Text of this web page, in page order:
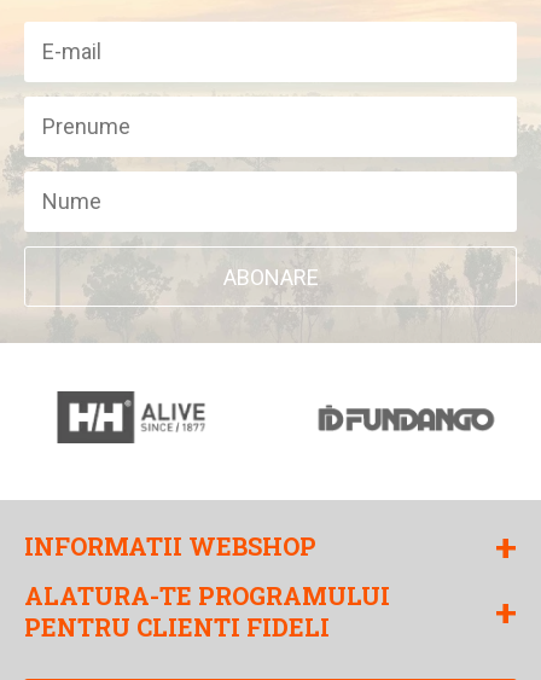
ABONARE
INFORMATII WEBSHOP +
ALATURA-TE PROGRAMULUI
PENTRU CLIENTI FIDELI
+